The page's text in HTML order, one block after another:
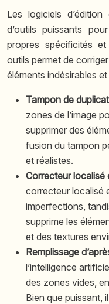
Les logiciels
d’outils puissants
propres spécificités
outils permet de
éléments indésirables
Tampon de
zones de l’image
supprimer des
fusion du tampon
et réalistes.
Correcteur localisé
correcteur localisé
imperfections,
supprime les
et des textures
Remplissage
l’intelligence
des zones vides,
Bien que puissant,